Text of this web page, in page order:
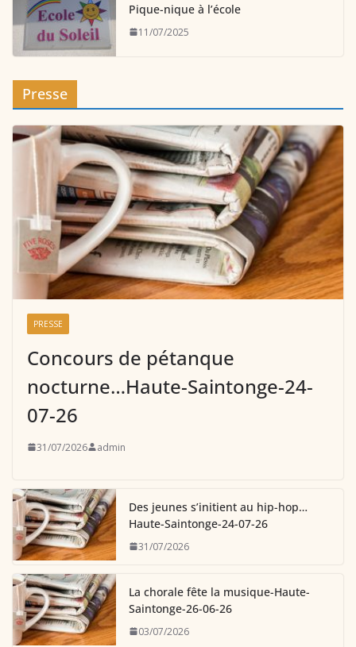
Pique-nique à l’école
11/07/2025
Presse
PRESSE
Concours de pétanque
nocturne…Haute-Saintonge-24-
07-26
31/07/2026 admin
Des jeunes s’initient au hip-hop…
Haute-Saintonge-24-07-26
31/07/2026
La chorale fête la musique-Haute-
Saintonge-26-06-26
03/07/2026